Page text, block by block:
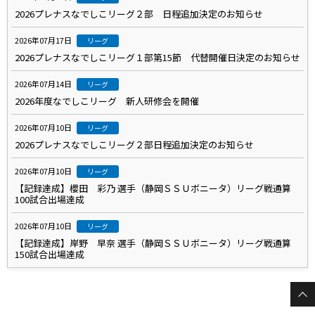
2026プレナスなでしこリーグ２部 日程追加決定のお知らせ
2026年07月17日 リーグ
2026プレナスなでしこリーグ１部第15節 代替開催日決定のお知らせ
2026年07月14日 リーグ
2026年度なでしこリーグ 新人研修会を開催
2026年07月10日 リーグ
2026プレナスなでしこリーグ２部日程追加決定のお知らせ
2026年07月10日 リーグ
【記録達成】櫻田 彩乃 選手（静岡ＳＳＵボニータ）リーグ戦通算
100試合出場達成
2026年07月10日 リーグ
【記録達成】岸野 早奈 選手（静岡ＳＳＵボニータ）リーグ戦通算
150試合出場達成